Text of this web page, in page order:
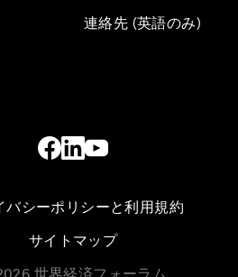
連絡先 (英語のみ)
バシーポリシーと利用規約
サイトマップ